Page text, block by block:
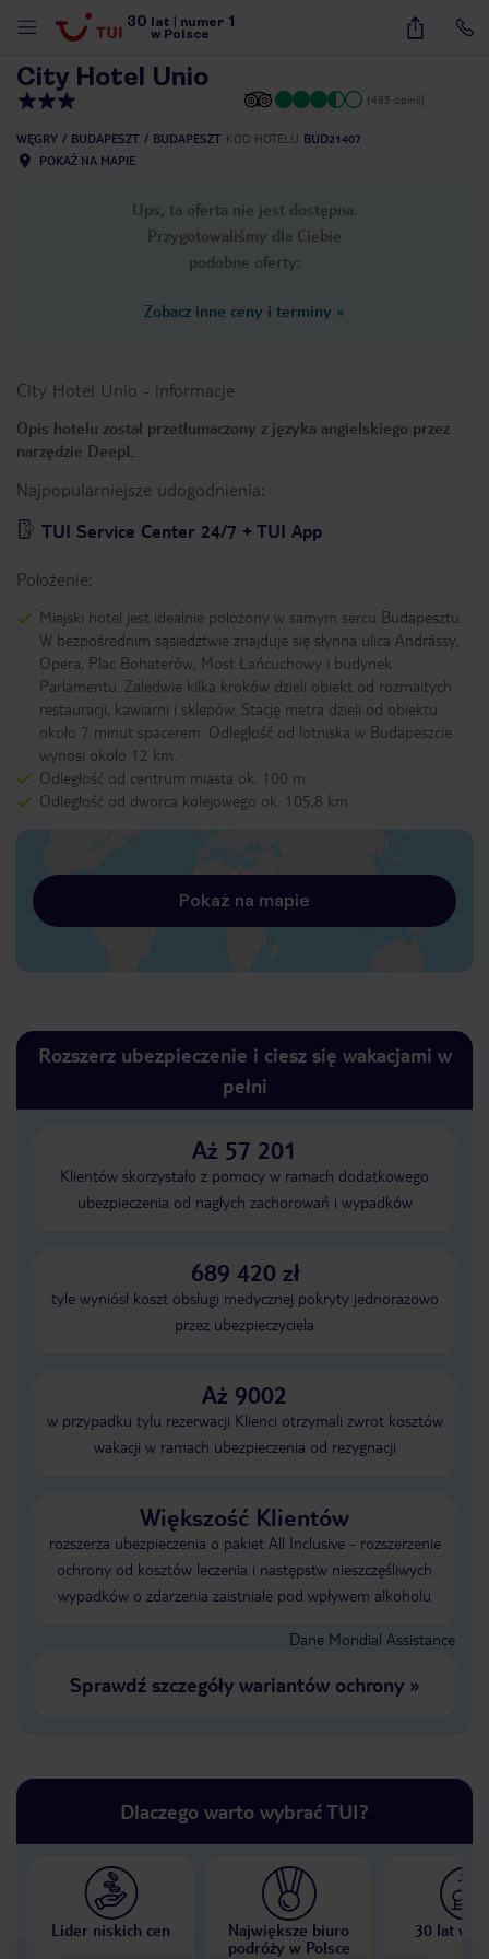
30 lat numer 1
w Polsce
20
City Hotel Unio
(485 opinii)
WĘGRY BUDAPESZT BUDAPESZT KOD HOTELU BUD21407
POKAŻ NA MAPIE
Ups, ta oferta nie jest dostępna.
Przygotowaliśmy dla Ciebie
podobne oferty:
Zobacz inne ceny i terminy »
City Hotel Unio - informacje
Opis hotelu został przetłumaczony z języka angielskiego przez
narzędzie DeepL
Najpopularniejsze udogodnienia:
TUI Service Center 24/7 + TUI App
Położenie:
Miejski hotel jest idealnie położony w samym sercu Budapesztu.
W bezpośrednim sąsiedztwie znajduje się słynna ulica Andrássy,
Opera, Plac Bohaterów, Most Łańcuchowy i budynek
Parlamentu. Zaledwie kilka kroków dzieli obiekt od rozmaitych
restauracji, kawiarni i sklepów. Stację metra dzieli od obiektu
około 7 minut spacerem. Odległość od lotniska w Budapeszcie
wynosi około 12 km.
Odległość od centrum miasta ok. 100 m
Odległość od dworca kolejowego ok. 105,8 km .
Pokaż na mapie
Rozszerz ubezpieczenie i ciesz się wakacjami w
pełni
Aż 57 201
Klientów skorzystało z pomocy w ramach dodatkowego
ubezpieczenia od nagłych zachorowań i wypadków
689 420 zł
tyle wyniósł koszt obsługi medycznej pokryty jednorazowo
przez ubezpieczyciela
Aż 9002
w przypadku tylu rezerwacji Klienci otrzymali zwrot kosztów
wakacji w ramach ubezpieczenia od rezygnacji
Większość Klientów
rozszerza ubezpieczenia o pakiet All Inclusive - rozszerzenie
ochrony od kosztów leczenia i następstw nieszczęśliwych
wypadków o zdarzenia zaistniałe pod wpływem alkoholu
Dane Mondial Assistance
Sprawdź szczegóły wariantów ochrony»
Dlaczego warto wybrać TUI?
Lider niskich cen
Największe biuro
podróży w Polsce
30 lat w